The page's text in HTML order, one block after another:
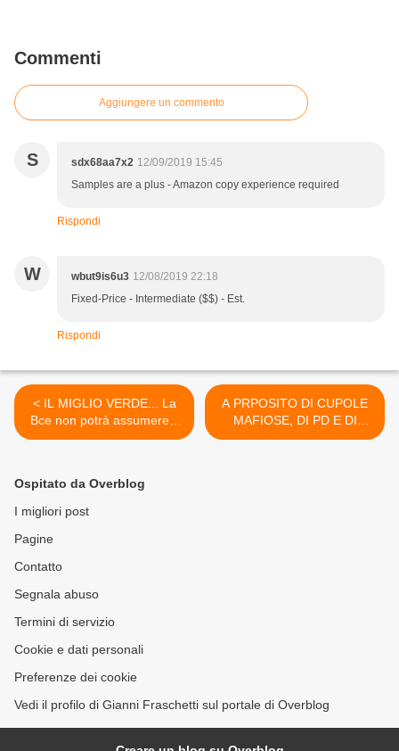
Commenti
Aggiungere un commento
S sdx68aa7x2 12/09/2019 15:45
Samples are a plus - Amazon copy experience required
Rispondi
W wbut9is6u3 12/08/2019 22:18
Fixed-Price - Intermediate ($$) - Est.
Rispondi
< IL MIGLIO VERDE... La
Bce non potrà assumere il
ruolo di prestatore di ultima
A PRPOSITO DI CUPOLE
MAFIOSE, DI PD E DI
PRIMARIE....Un
Ospitato da Overblog
I migliori post
Pagine
Contatto
Segnala abuso
Termini di servizio
Cookie e dati personali
Preferenze dei cookie
Vedi il profilo di Gianni Fraschetti sul portale di Overblog